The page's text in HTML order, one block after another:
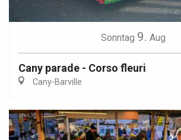
Sonntag 9. Aug
Cany parade - Corso fleuri
Cany-Barville